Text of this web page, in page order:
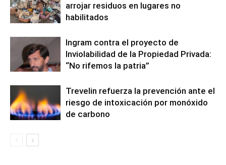
arrojar residuos en lugares no
habilitados
Ingram contra el proyecto de
Inviolabilidad de la Propiedad Privada:
“No rifemos la patria”
Trevelin refuerza la prevención ante el
riesgo de intoxicación por monóxido
de carbono